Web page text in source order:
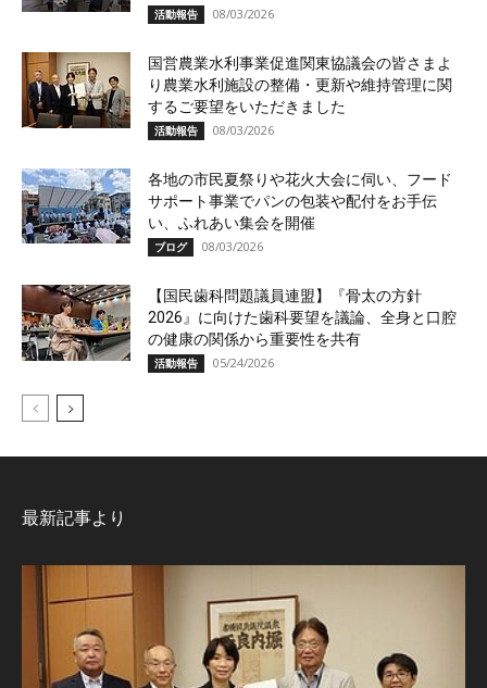
活動報告 08/03/2026
国営農業水利事業促進関東協議会の皆さまよ
り農業水利施設の整備・更新や維持管理に関
するご要望をいただきました
活動報告 08/03/2026
各地の市民夏祭りや花火大会に伺い、フード
サポート事業でパンの包装や配付をお手伝
い、ふれあい集会を開催
ブログ 08/03/2026
【国民歯科問題議員連盟】『骨太の方針
2026』に向けた歯科要望を議論、全身と口腔
の健康の関係から重要性を共有
活動報告 05/24/2026
最新記事より